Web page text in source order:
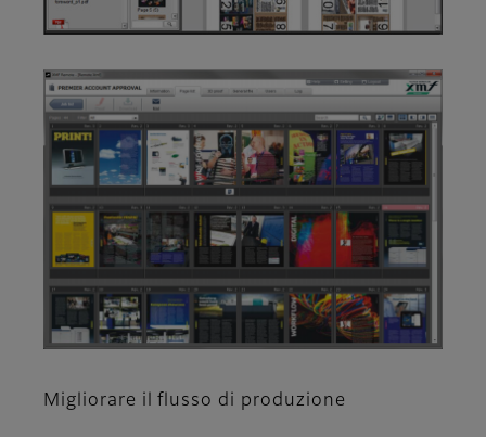
Migliorare il flusso di produzione